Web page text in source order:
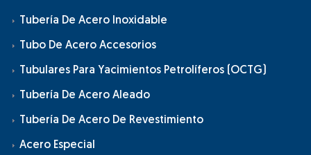
Tubería De Acero Inoxidable
Tubo De Acero Accesorios
Tubulares Para Yacimientos Petrolíferos (OCTG)
Tubería De Acero Aleado
Tubería De Acero De Revestimiento
Acero Especial